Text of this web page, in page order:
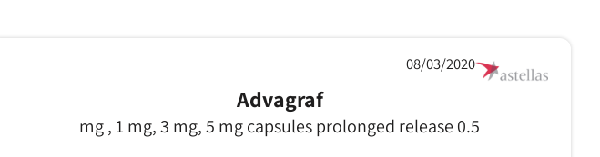
08/03/2020
Advagraf
0.5 mg , 1 mg, 3 mg, 5 mg capsules prolonged release